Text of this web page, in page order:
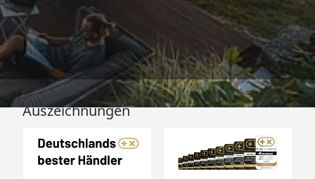
Versand
Auszeichnungen